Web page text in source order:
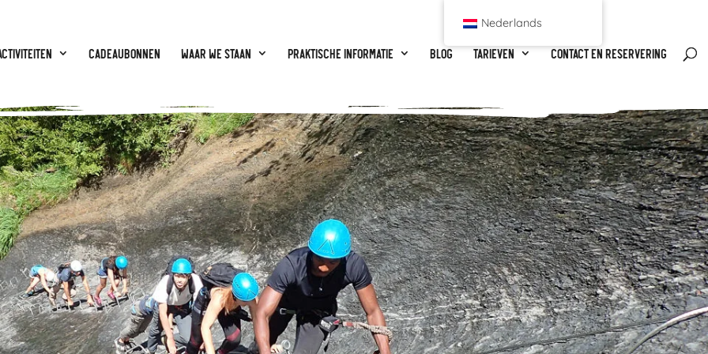
CADEAUBONNEN Waar we staan Praktische informatie Blog Tarieven Contact en reservering
Nederlands